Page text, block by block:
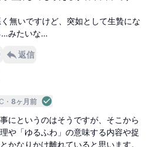
無いですけど、突如として生贄にな
…みたいな…
返信
8ヶ月前
にというのはそうですが、そこから
や「ゆるふわ」の意味する内容や捉
かなりかけ離れていると思います。